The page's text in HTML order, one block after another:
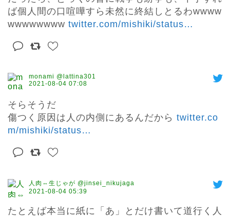
ば個人間の口喧嘩すら未然に終結しとるわwwww
wwwwwwww twitter.com/mishiki/status…
monami @lattina301
2021-08-04 07:08
そらそうだ
傷つく原因は人の内側にあるんだから twitter.co
m/mishiki/status…
人肉⇔生じゃが @jinsei_nikujaga
2021-08-04 05:39
たとえば本当に紙に「あ」とだけ書いて道行く人